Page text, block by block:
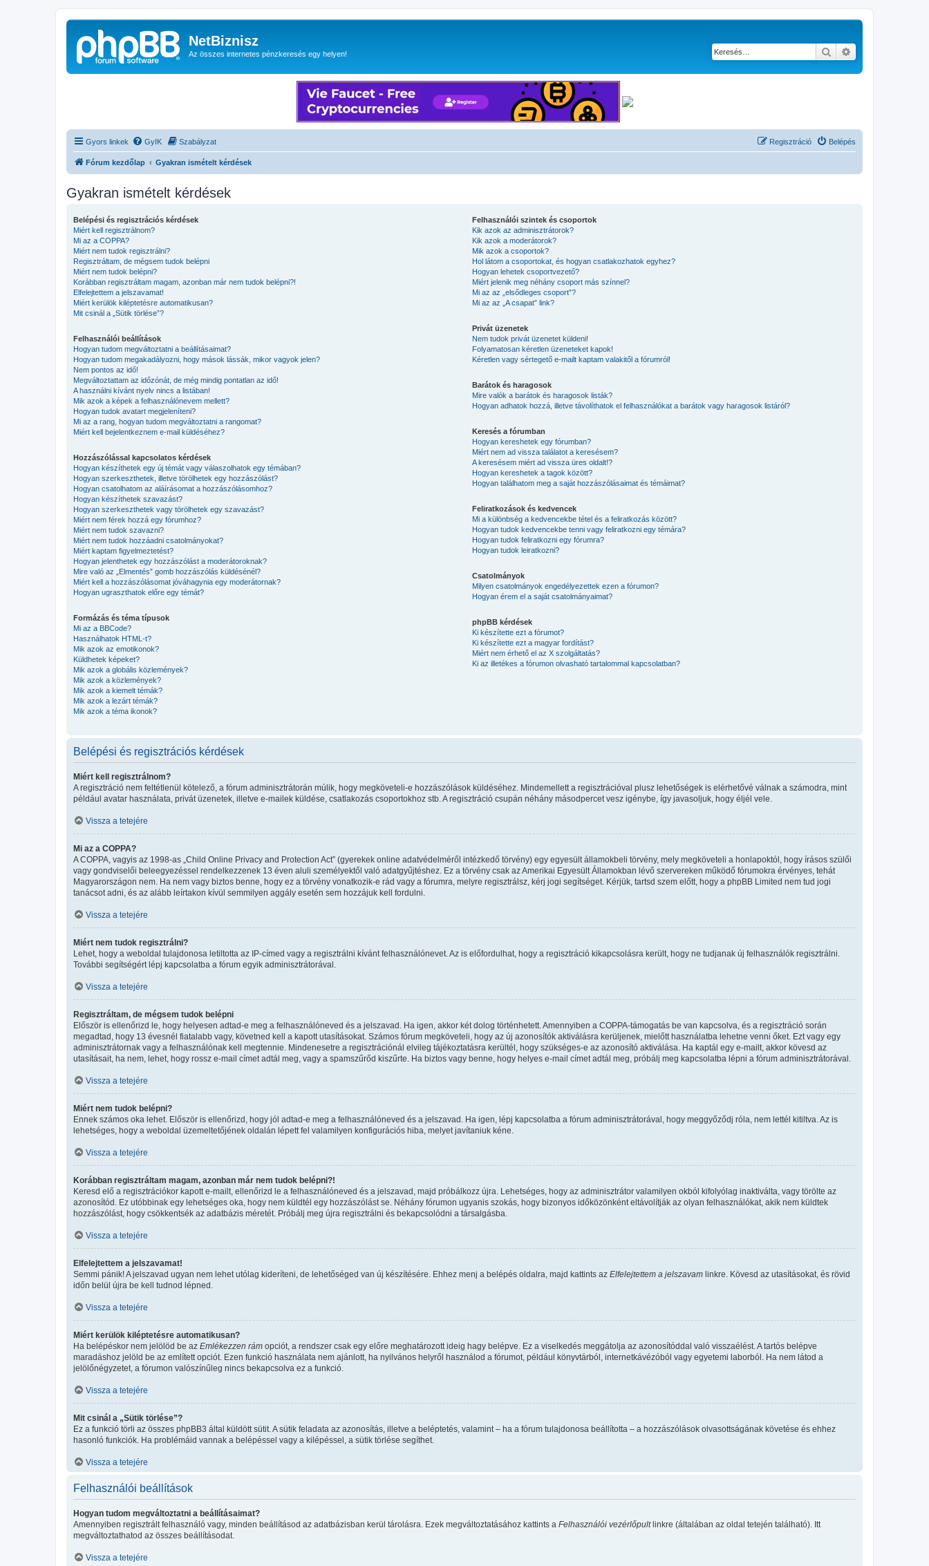
NetBiznisz
Az összes internetes pénzkeresés egy helyen! Keresés
Gyors linkek GyIK Szabályzat Belépés
Regisztráció
Fórum kezdőlap Gyakran ismételt kérdések
Gyakran ismételt kérdések
Belépési és regisztrációs kérdések
Miért kell regisztrálnom?
Mi az a COPPA?
Miért nem tudok regisztrálni?
Regisztráltam, de mégsem tudok belépni
Miért nem tudok belépni?
Korábban regisztráltam magam, azonban már nem tudok belépni?!
Elfelejtettem a jelszavamat!
Miért kerülök kiléptetésre automatikusan?
Mit csinál a „Sütik törlése”?
Felhasználói beállítások
Hogyan tudom megváltoztatni a beállításaimat?
Hogyan tudom megakadályozni, hogy mások lássák, mikor vagyok jelen?
Nem pontos az idő!
Megváltoztattam az időzónát, de még mindig pontatlan az idő!
A használni kívánt nyelv nincs a listában!
Mik azok a képek a felhasználónevem mellett?
Hogyan tudok avatart megjeleníteni?
Mi az a rang, hogyan tudom megváltoztatni a rangomat?
Miért kell bejelentkeznem e-mail küldéséhez?
Hozzászólással kapcsolatos kérdések
Hogyan készíthetek egy új témát vagy válaszolhatok egy témában?
Hogyan szerkeszthetek, illetve törölhetek egy hozzászólást?
Hogyan csatolhatom az aláírásomat a hozzászólásomhoz?
Hogyan készíthetek szavazást?
Hogyan szerkeszthetek vagy törölhetek egy szavazást?
Miért nem férek hozzá egy fórumhoz?
Miért nem tudok szavazni?
Miért nem tudok hozzáadni csatolmányokat?
Miért kaptam figyelmeztetést?
Hogyan jelenthetek egy hozzászólást a moderátoroknak?
Mire való az „Elmentés” gomb hozzászólás küldésénél?
Miért kell a hozzászólásomat jóváhagynia egy moderátornak?
Hogyan ugraszthatok előre egy témát?
Formázás és téma típusok
Mi az a BBCode?
Használhatok HTML-t?
Mik azok az emotikonok?
Küldhetek képeket?
Mik azok a globális közlemények?
Mik azok a közlemények?
Mik azok a kiemelt témák?
Mik azok a lezárt témák?
Mik azok a téma ikonok?
Felhasználói szintek és csoportok
Kik azok az adminisztrátorok?
Kik azok a moderátorok?
Mik azok a csoportok?
Hol látom a csoportokat, és hogyan csatlakozhatok egyhez?
Hogyan lehetek csoportvezető?
Miért jelenik meg néhány csoport más színnel?
Mi az az „elsődleges csoport”?
Mi az az „A csapat” link?
Privát üzenetek
Nem tudok privát üzenetet küldeni!
Folyamatosan kéretlen üzeneteket kapok!
Kéretlen vagy sértegető e-mailt kaptam valakitől a fórumról!
Barátok és haragosok
Mire valók a barátok és haragosok listák?
Hogyan adhatok hozzá, illetve távolíthatok el felhasználókat a barátok vagy haragosok listáról?
Keresés a fórumban
Hogyan kereshetek egy fórumban?
Miért nem ad vissza találatot a keresésem?
A keresésem miért ad vissza üres oldalt!?
Hogyan kereshetek a tagok között?
Hogyan találhatom meg a saját hozzászólásaimat és témáimat?
Feliratkozások és kedvencek
Mi a különbség a kedvencekbe tétel és a feliratkozás között?
Hogyan tudok kedvencekbe tenni vagy feliratkozni egy témára?
Hogyan tudok feliratkozni egy fórumra?
Hogyan tudok leiratkozni?
Csatolmányok
Milyen csatolmányok engedélyezettek ezen a fórumon?
Hogyan érem el a saját csatolmányaimat?
phpBB kérdések
Ki készítette ezt a fórumot?
Ki készítette ezt a magyar fordítást?
Miért nem érhető el az X szolgáltatás?
Ki az illetékes a fórumon olvasható tartalommal kapcsolatban?
Belépési és regisztrációs kérdések
Miért kell regisztrálnom?
A regisztráció nem feltétlenül kötelező, a fórum adminisztrátorán múlik, hogy megköveteli-e hozzászólások küldéséhez. Mindemellett a regisztrációval plusz lehetőségek is elérhetővé válnak a számodra, mint
például avatar használata, privát üzenetek, illetve e-mailek küldése, csatlakozás csoportokhoz stb. A regisztráció csupán néhány másodpercet vesz igénybe, így javasoljuk, hogy éljél vele.
Vissza a tetejére
Mi az a COPPA?
A COPPA, vagyis az 1998-as „Child Online Privacy and Protection Act” (gyerekek online adatvédelméről intézkedő törvény) egy egyesült államokbeli törvény, mely megköveteli a honlapoktól, hogy írásos szülői
vagy gondviselői beleegyezéssel rendelkezzenek 13 éven aluli személyektől való adatgyűjtéshez. Ez a törvény csak az Amerikai Egyesült Államokban lévő szervereken működő fórumokra érvényes, tehát
Magyarországon nem. Ha nem vagy biztos benne, hogy ez a törvény vonatkozik-e rád vagy a fórumra, melyre regisztrálsz, kérj jogi segítséget. Kérjük, tartsd szem előtt, hogy a phpBB Limited nem tud jogi
tanácsot adni, és az alább leírtakon kívül semmilyen aggály esetén sem hozzájuk kell fordulni.
Vissza a tetejére
Miért nem tudok regisztrálni?
Lehet, hogy a weboldal tulajdonosa letiltotta az IP-címed vagy a regisztrálni kívánt felhasználónevet. Az is előfordulhat, hogy a regisztráció kikapcsolásra került, hogy ne tudjanak új felhasználók regisztrálni.
További segítségért lépj kapcsolatba a fórum egyik adminisztrátorával.
Vissza a tetejére
Regisztráltam, de mégsem tudok belépni
Először is ellenőrizd le, hogy helyesen adtad-e meg a felhasználóneved és a jelszavad. Ha igen, akkor két dolog történhetett. Amennyiben a COPPA-támogatás be van kapcsolva, és a regisztráció során
megadtad, hogy 13 évesnél fiatalabb vagy, követned kell a kapott utasításokat. Számos fórum megköveteli, hogy az új azonosítók aktiválásra kerüljenek, mielőtt használatba lehetne venni őket. Ezt vagy egy
adminisztrátornak vagy a felhasználónak kell megtennie. Mindenesetre a regisztrációnál elvileg tájékoztatásra kerültél, hogy szükséges-e az azonosító aktiválása. Ha kaptál egy e-mailt, akkor kövesd az
utasításait, ha nem, lehet, hogy rossz e-mail címet adtál meg, vagy a spamszűrőd kiszűrte. Ha biztos vagy benne, hogy helyes e-mail címet adtál meg, próbálj meg kapcsolatba lépni a fórum adminisztrátorával.
Vissza a tetejére
Miért nem tudok belépni?
Ennek számos oka lehet. Először is ellenőrizd, hogy jól adtad-e meg a felhasználóneved és a jelszavad. Ha igen, lépj kapcsolatba a fórum adminisztrátorával, hogy meggyőződj róla, nem lettél kitiltva. Az is
lehetséges, hogy a weboldal üzemeltetőjének oldalán lépett fel valamilyen konfigurációs hiba, melyet javítaniuk kéne.
Vissza a tetejére
Korábban regisztráltam magam, azonban már nem tudok belépni?!
Keresd elő a regisztrációkor kapott e-mailt, ellenőrizd le a felhasználóneved és a jelszavad, majd próbálkozz újra. Lehetséges, hogy az adminisztrátor valamilyen okból kifolyólag inaktiválta, vagy törölte az
azonosítód. Ez utóbbinak egy lehetséges oka, hogy nem küldtél egy hozzászólást se. Néhány fórumon ugyanis szokás, hogy bizonyos időközönként eltávolítják az olyan felhasználókat, akik nem küldtek
hozzászólást, hogy csökkentsék az adatbázis méretét. Próbálj meg újra regisztrálni és bekapcsolódni a társalgásba.
Vissza a tetejére
Elfelejtettem a jelszavamat!
Semmi pánik! A jelszavad ugyan nem lehet utólag kideríteni, de lehetőséged van új készítésére. Ehhez menj a belépés oldalra, majd kattints az Elfelejtettem a jelszavam linkre. Kövesd az utasításokat, és rövid
időn belül újra be kell tudnod lépned.
Vissza a tetejére
Miért kerülök kiléptetésre automatikusan?
Ha belépéskor nem jelölöd be az Emlékezzen rám opciót, a rendszer csak egy előre meghatározott ideig hagy belépve. Ez a viselkedés meggátolja az azonosítóddal való visszaélést. A tartós belépve
maradáshoz jelöld be az említett opciót. Ezen funkció használata nem ajánlott, ha nyilvános helyről használod a fórumot, például könyvtárból, internetkávézóból vagy egyetemi laborból. Ha nem látod a
jelölőnégyzetet, a fórumon valószínűleg nincs bekapcsolva ez a funkció.
Vissza a tetejére
Mit csinál a „Sütik törlése”?
Ez a funkció törli az összes phpBB3 által küldött sütit. A sütik feladata az azonosítás, illetve a beléptetés, valamint – ha a fórum tulajdonosa beállította – a hozzászólások olvasottságának követése és ehhez
hasonló funkciók. Ha problémáid vannak a belépéssel vagy a kilépéssel, a sütik törlése segíthet.
Vissza a tetejére
Felhasználói beállítások
Hogyan tudom megváltoztatni a beállításaimat?
Amennyiben regisztrált felhasználó vagy, minden beállításod az adatbázisban kerül tárolásra. Ezek megváltoztatásához kattints a Felhasználói vezérlőpultlinkre (általában az oldal tetején található). Itt
megváltoztathatod az összes beállításodat.
Vissza a tetejére